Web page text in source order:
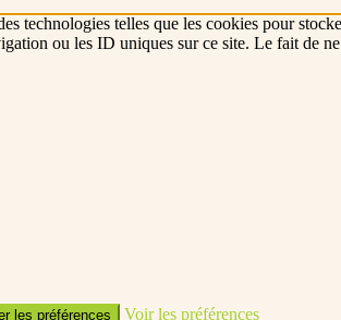
technologies telles que les cookies pour
ou les ID uniques sur ce site. Le fait de
les préférences Voir les préférences